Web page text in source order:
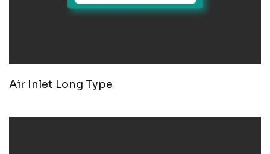
Air Inlet Long Type